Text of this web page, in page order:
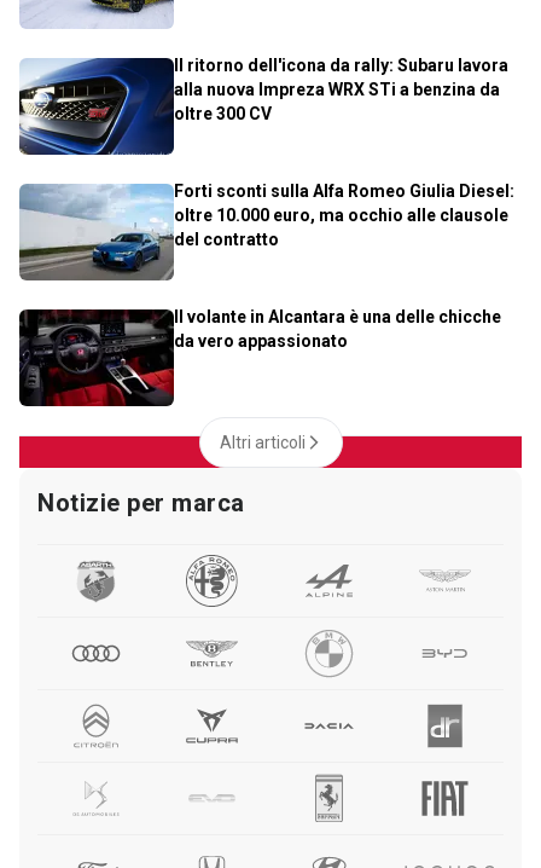
Il ritorno dell'icona da rally: Subaru lavora
alla nuova Impreza WRX STi a benzina da
oltre 300 CV
Forti sconti sulla Alfa Romeo Giulia Diesel:
oltre 10.000 euro, ma occhio alle clausole
del contratto
Il volante in Alcantara è una delle chicche
da vero appassionato
Altri articoli
Notizie per marca